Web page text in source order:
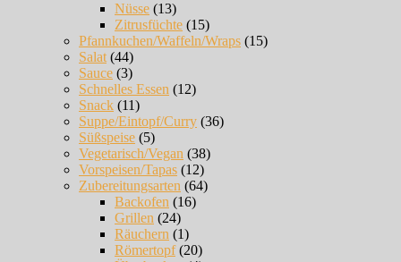
Nüsse (13)
Zitrusfüchte (15)
Pfannkuchen/Waffeln/Wraps (15)
Salat (44)
Sauce (3)
Schnelles Essen (12)
Snack (11)
Suppe/Eintopf/Curry (36)
Süßspeise (5)
Vegetarisch/Vegan (38)
Vorspeisen/Tapas (12)
Zubereitungsarten (64)
Backofen (16)
Grillen (24)
Räuchern (1)
Römertopf(20)